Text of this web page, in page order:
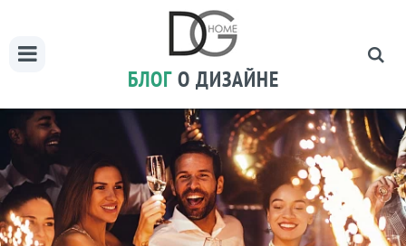
БЛОГ О ДИЗАЙНЕ